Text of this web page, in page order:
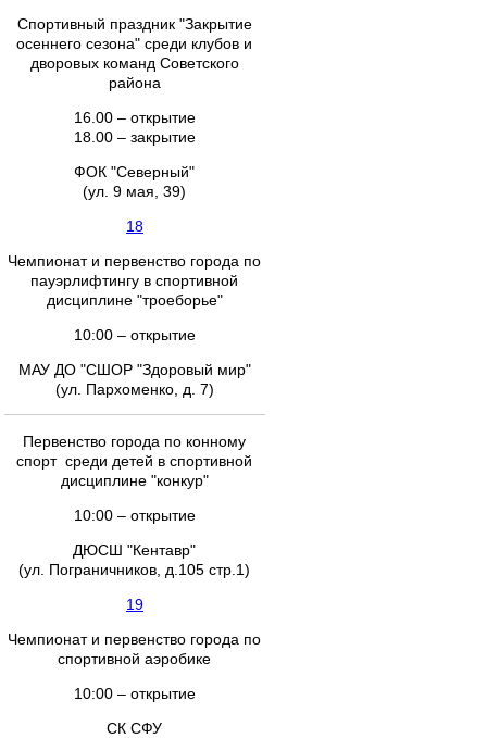
Спортивный праздник "Закрытие
осеннего сезона" среди клубов и
дворовых команд Советского
района
16.00 – открытие
18.00 – закрытие
ФОК "Северный"
(ул. 9 мая, 39)
18
Чемпионат и первенство города по
пауэрлифтингу в спортивной
дисциплине "троеборье"
10:00 – открытие
МАУ ДО "СШОР "Здоровый мир"
(ул. Пархоменко, д. 7)
Первенство города по конному
спорт среди детей в спортивной
дисциплине "конкур"
10:00 – открытие
ДЮСШ "Кентавр"
(ул. Пограничников, д.105 стр.1)
19
Чемпионат и первенство города по
спортивной аэробике
10:00 – открытие
СК СФУ